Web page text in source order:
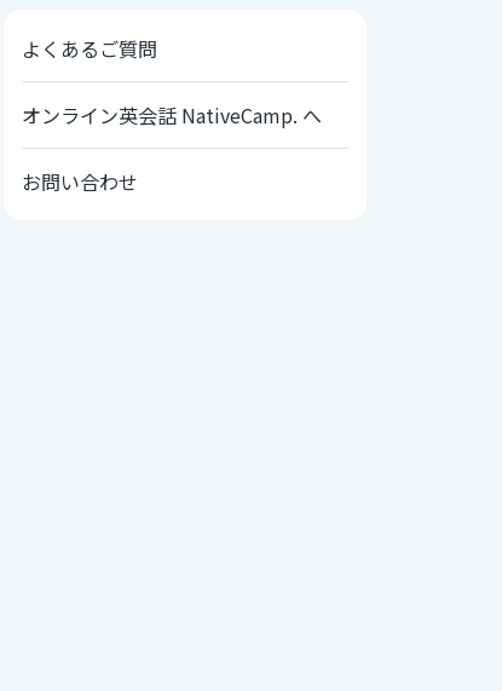
よくあるご質問
オンライン英会話 NativeCamp. へ
お問い合わせ